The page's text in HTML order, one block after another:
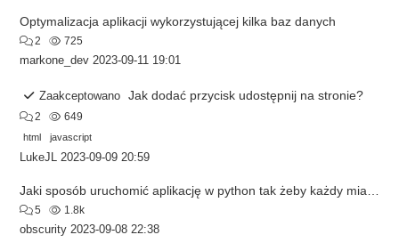
Optymalizacja aplikacji wykorzystującej kilka baz danych
2 725
markone_dev 2023-09-11 19:01
Zaakceptowano Jak dodać przycisk udostępnij na stronie?
2
649
html
javascript
LukeJL 2023-09-09 20:59
5 1.8k
obscurity 2023-09-08 22:38